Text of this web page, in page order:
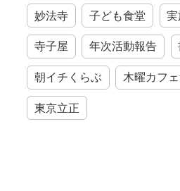
妙法寺 子ども食堂
寺子屋 年次活動報告
朝イチくらぶ 木曜カフ
東京立正